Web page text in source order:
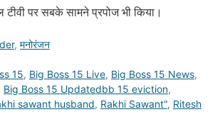
पर सबके सामने प्रपोज भी किया।
, मनोरंजन
15, Big Boss 15 Live, Big Boss 15 News,
Big Boss 15 Updatedbb 15 eviction,
sawant husband, Rakhi Sawant", Ritesh